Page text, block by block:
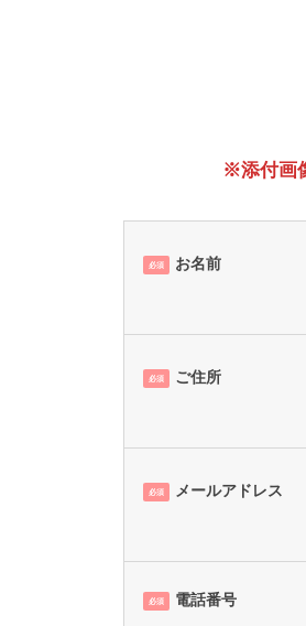
※添付画
必須 お名前
必須 ご住所
必須 メールアドレス
必須 電話番号